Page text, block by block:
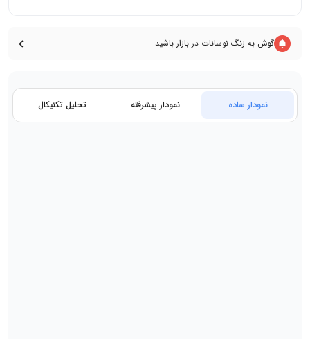
گوش به زنگ نوسانات در بازار باشید
نمودار ساده نمودار پیشرفته تحلیل تکنیکال